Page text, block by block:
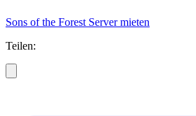
Sons of the Forest Server mieten
Teilen: